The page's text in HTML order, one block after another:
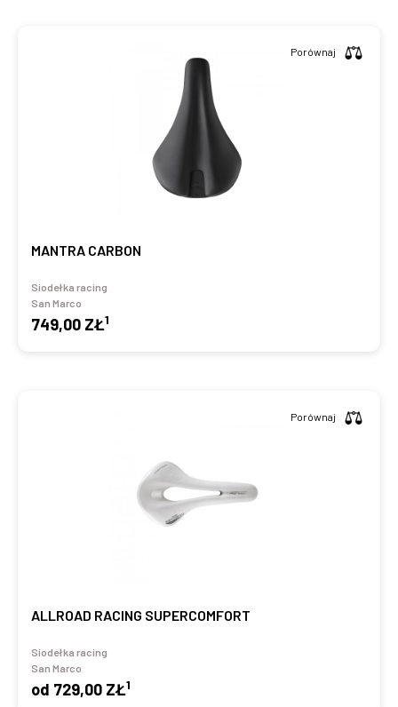
MANTRA CARBON
Siodełka racing
San Marco
749,00 ZŁ1
Porównaj
ALLROAD RACING SUPERCOMFORT
Siodełka racing
San Marco
od 729,00 ZŁ1
Porównaj